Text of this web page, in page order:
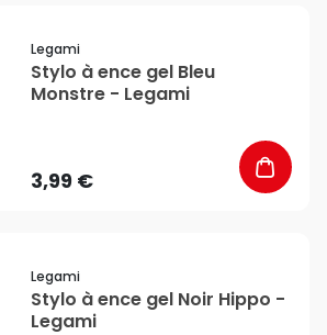
Legami
Stylo à ence gel Bleu
Monstre - Legami
3,99 €
Legami
Stylo à ence gel Noir Hippo -
Legami